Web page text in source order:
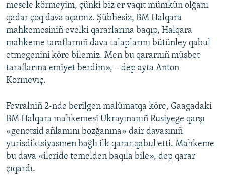
mesele körmeyim, çünki biz er vaqıt mümkün olğanı
qadar çoq dava açamız. Şübhesiz, BM Halqara
mahkemesiniñ evelki qararlarına baqıp, Halqara
mahkeme taraflarnıñ dava talaplarını bütünley qabul
etmegenini köre bilemiz. Men bu qararnıñ müsbet
taraflarına emiyet berdim», – dep ayta Anton
Korınevıç.
Fevralniñ 2-nde berilgen malümatqa köre, Gaagadaki
BM Halqara mahkemesi Ukrayınanıñ Rusiyege qarşı
«genotsid añlamını bozğanına» dair davasınıñ
yurisdiktsiyasınen bağlı ilk qarar qabul etti. Mahkeme
bu dava «ileride temelden baqıla bile», dep qarar
çıqardı.